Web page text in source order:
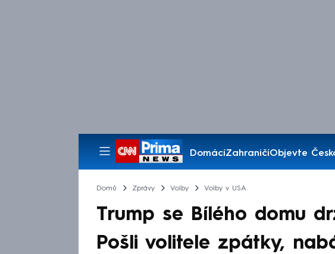
DomácíZahraničíObjevte
Pořady
Domů Zprávy Volby Volby v USA
Trump se Bílého domu
Pošli volitele zpátky,